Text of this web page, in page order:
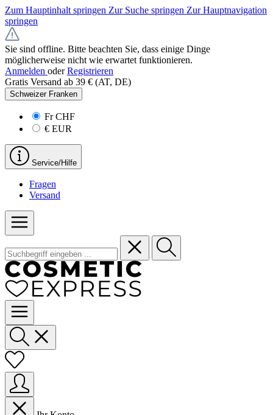
Zum Hauptinhalt springen Zur Suche springen Zur Hauptnavigation
springen
Sie sind offline. Bitte beachten Sie, dass einige Dinge
möglicherweise nicht wie erwartet funktionieren.
Anmelden oder Registrieren
Gratis Versand ab 39 € (AT, DE)
Schweizer Franken
FrCHF
€ EUR
Service/Hilfe
Fragen
Versand